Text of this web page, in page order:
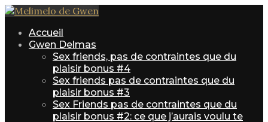
Accueil
Gwen Delmas
Sex friends, pas de contraintes que du
plaisir bonus #4
Sex friends pas de contraintes que du
plaisir bonus #3
Sex Friends pas de contraintes que du
plaisir bonus #2: ce que j’aurais voulu te